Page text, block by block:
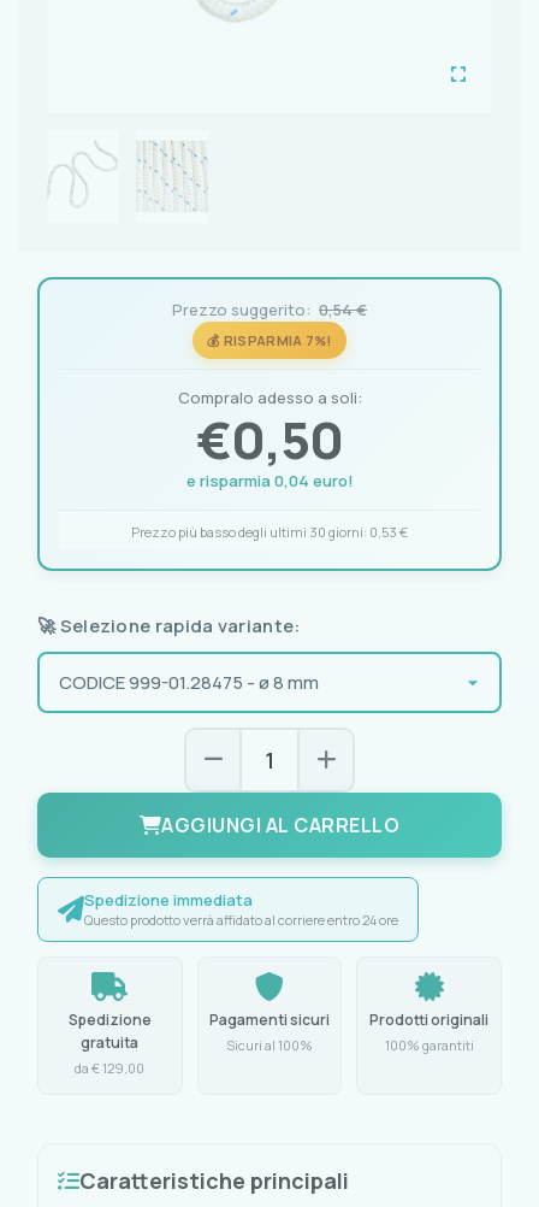
Prezzo suggerito: 0,54 €
💰 RISPARMIA 7%!
Compralo adesso a soli:
€0,50
e risparmia 0,04 euro!
Prezzo più basso degli ultimi 30 giorni: 0,53 €
🚀 Selezione rapida variante:
AGGIUNGI AL CARRELLO
Spedizione immediata
Questo prodotto verrà affidato al corriere entro 24 ore
Spedizione
gratuita
da € 129,00
Pagamenti sicuri
Sicuri al 100%
Prodotti originali
100% garantiti
Caratteristiche principali